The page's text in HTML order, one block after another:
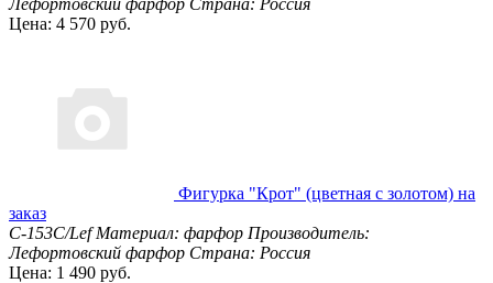
Цена: 4 570 руб.
Фигурка "Крот" (цветная с золотом) на
заказ
С-153С/Lef Материал: фарфор Производитель:
Лефортовский фарфор Страна: Россия
Цена: 1 490 руб.